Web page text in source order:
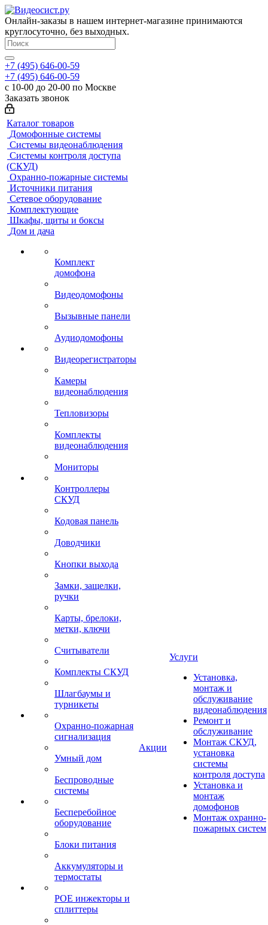
Онлайн-заказы в нашем интернет-магазине принимаются
круглосуточно, без выходных.
+7 (495) 646-00-59
+7 (495) 646-00-59
с 10-00 до 20-00 по Москве
Заказать звонок
Каталог товаров
Домофонные системы
Системы видеонаблюдения
Системы контроля доступа
(СКУД)
Охранно-пожарные системы
Источники питания
Сетевое оборудование
Комплектующие
Шкафы, щиты и боксы
Дом и дача
Комплект
домофона
Видеодомофоны
Вызывные панели
Аудиодомофоны
Видеорегистраторы
Камеры
видеонаблюдения
Тепловизоры
Комплекты
видеонаблюдения
Мониторы
Контроллеры
СКУД
Кодовая панель
Доводчики
Кнопки выхода
Замки, защелки,
ручки
Карты, брелоки,
метки, ключи
Считыватели
Комплекты СКУД
Шлагбаумы и
турникеты
Охранно-пожарная
сигнализация
Умный дом
Беспроводные
системы
Бесперебойное
оборудование
Блоки питания
Аккумуляторы и
термостаты
POE инжекторы и
сплиттеры
Акции
Услуги
Установка,
монтаж и
обслуживание
видеонаблюдения
Ремонт и
обслуживание
Монтаж СКУД,
установка
системы
контроля доступа
Установка и
монтаж
домофонов
Монтаж охранно-
пожарных систем